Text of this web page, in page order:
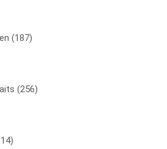
(187)
(256)